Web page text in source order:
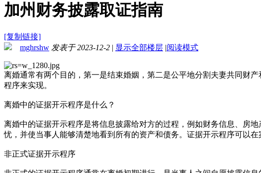
加州财务披露取证指南
[复制链接]
mghrshw 发表于 2023-12-2 | 显示全部楼层 |阅读模式
离婚通常有两个目的，第一是结束婚姻，第二是公平地分割夫妻共同财
程序来实现。
离婚中的证据开示程序是什么？
离婚中的证据开示程序是将信息披露给对方的过程，例如财务信息、房
忧，并使当事人能够清楚地看到所有的资产和债务。证据开示程序可以在
非正式证据开示程序